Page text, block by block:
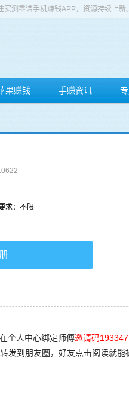
测靠谱手机赚钱APP，资源持续上新。
果赚钱 手赚资讯
求：不限
个人中心绑定师傅邀请码193347
发到朋友圈，好友点击阅读就